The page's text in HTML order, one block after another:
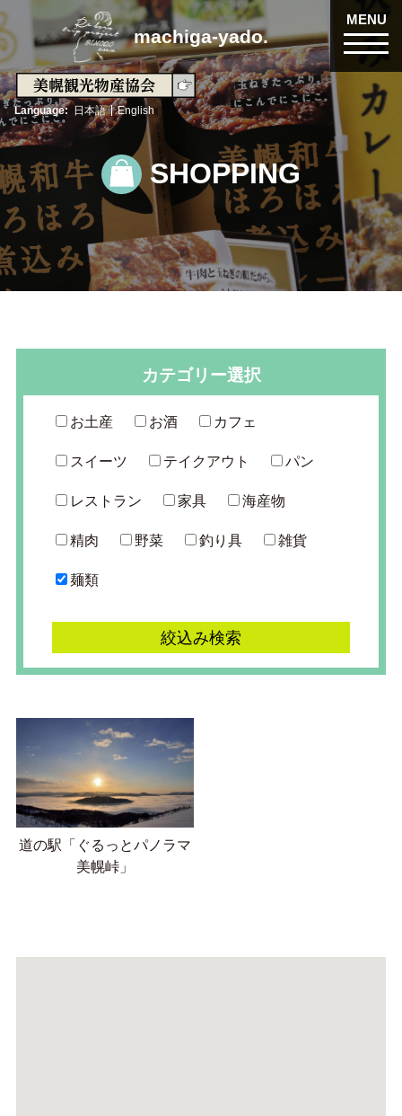
machiga-yado.
Language 日本語 English
MENU
SHOPPING
カテゴリー選択
お土産 お酒 カフェ
スイーツ テイクアウト パン
レストラン 家具 海産物
精肉 野菜 釣り具 雑貨
麺類
絞込み検索
道の駅「ぐるっとパノラマ
美幌峠」